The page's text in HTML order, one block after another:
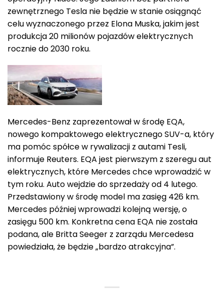
zewnętrznego Tesla nie będzie w stanie osiągnąć
celu wyznaczonego przez Elona Muska, jakim jest
produkcja 20 milionów pojazdów elektrycznych
rocznie do 2030 roku.
Mercedes-Benz zaprezentował w środę EQA,
nowego kompaktowego elektrycznego SUV-a, który
ma pomóc spółce w rywalizacji z autami Tesli,
informuje Reuters. EQA jest pierwszym z szeregu aut
elektrycznych, które Mercedes chce wprowadzić w
tym roku. Auto wejdzie do sprzedaży od 4 lutego.
Przedstawiony w środę model ma zasięg 426 km.
Mercedes później wprowadzi kolejną wersję, o
zasięgu 500 km. Konkretna cena EQA nie została
podana, ale Britta Seeger z zarządu Mercedesa
powiedziała, że będzie „bardzo atrakcyjna”.